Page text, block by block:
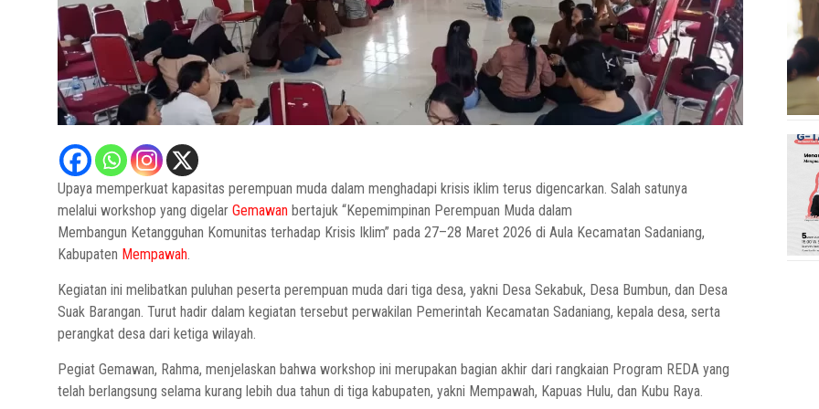
Upaya memperkuat kapasitas perempuan muda dalam menghadapi krisis iklim terus digencarkan. Salah satunya
melalui workshop yang digelar Gemawan bertajuk “Kepemimpinan Perempuan Muda dalam
Membangun Ketangguhan Komunitas terhadap Krisis Iklim” pada 27–28 Maret 2026 di Aula Kecamatan Sadaniang,
Kabupaten Mempawah.
Kegiatan ini melibatkan puluhan peserta perempuan muda dari tiga desa, yakni Desa Sekabuk, Desa Bumbun, dan Desa
Suak Barangan. Turut hadir dalam kegiatan tersebut perwakilan Pemerintah Kecamatan Sadaniang, kepala desa, serta
perangkat desa dari ketiga wilayah.
Pegiat Gemawan, Rahma, menjelaskan bahwa workshop ini merupakan bagian akhir dari rangkaian Program REDA yang
telah berlangsung selama kurang lebih dua tahun di tiga kabupaten, yakni Mempawah, Kapuas Hulu, dan Kubu Raya.